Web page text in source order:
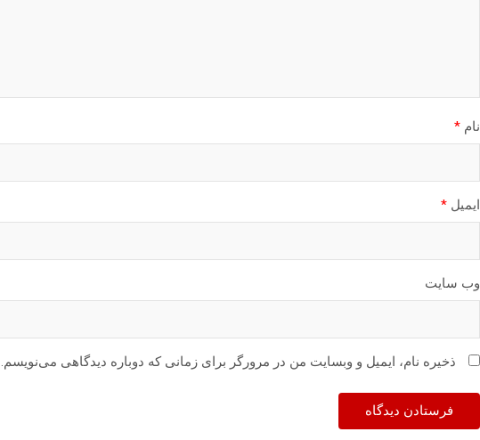
نام *
ایمیل *
وب‌ سایت
ذخیره نام، ایمیل و وبسایت من در مرورگر برای زمانی که دوباره دیدگاهی می‌نویسم.